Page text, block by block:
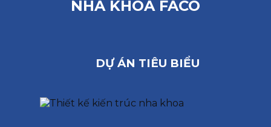
NHA KHOA FACO
DỰ ÁN TIÊU BIỂU